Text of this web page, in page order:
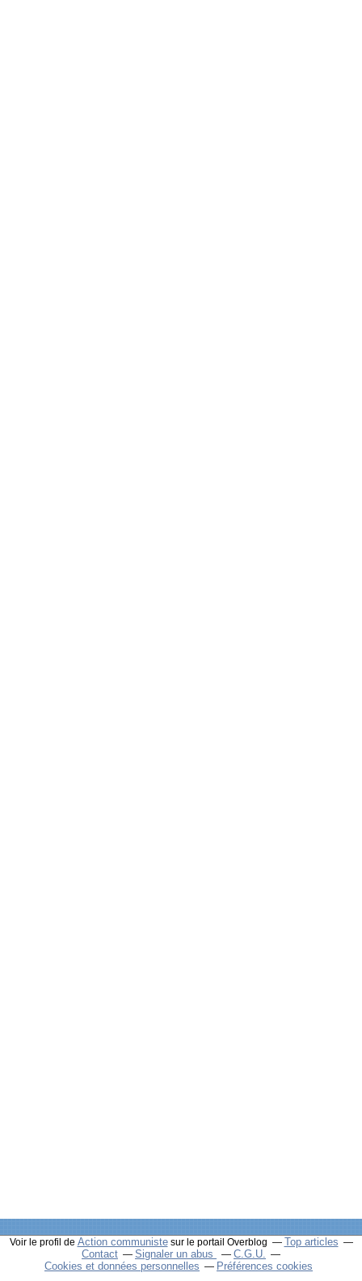
Voir le profil de Action communistesur le portail Overblog
Top articles
Contact
Signaler un abus
C.G.U.
Cookies et données personnelles
Préférences cookies